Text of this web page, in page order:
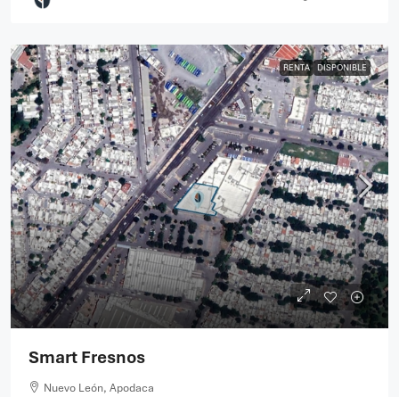
RENTA DISPONIBLE
Smart Fresnos
Nuevo León, Apodaca